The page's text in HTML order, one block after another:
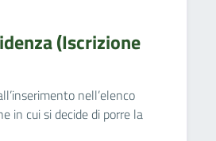
(Iscrizione
nell’elenco
in cui si decide di porre la